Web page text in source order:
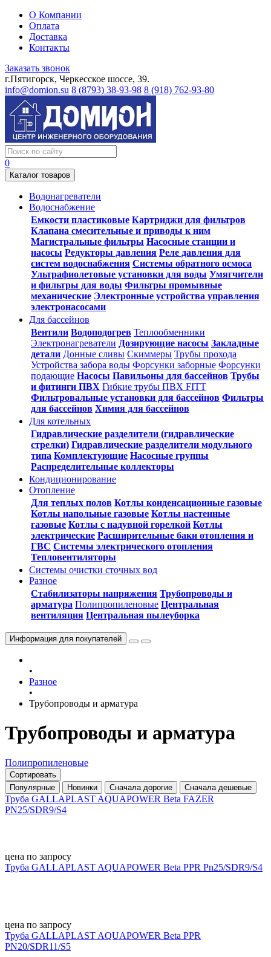
О Компании
Оплата
Доставка
Контакты
Заказать звонок
г.Пятигорск, Черкесское шоссе, 39.
info@domion.su 8 (8793) 38-93-98 8 (918) 762-93-80
0
Каталог товаров
Водонагреватели
Водоснабжение
Емкости пластиковые Картриджи для фильтров
Клапана смесительные и приводы к ним
Магистральные фильтры Насосные станции и
насосы Редукторы давления Реле давления для
систем водоснабжения Системы обратного осмоса
Ультрафиолетовые установки для воды Умягчители
и фильтры для воды Фильтры промывные
механические Электронные устройства управления
электронасосами
Для бассейнов
Вентили Водоподогрев Теплообменники
Электронагреватели Дозирующие насосы Закладные
детали Донные сливы Скиммеры Трубы прохода
Устройства забора воды Форсунки заборные Форсунки
подающие Насосы Павильоны для бассейнов Трубы
и фитинги ПВХ Гибкие трубы ПВХ FITT
Фильтровальные установки для бассейнов Фильтры
для бассейнов Химия для бассейнов
Для котельных
Гидравлические разделители (гидравлические
стрелки) Гидравлические разделители модульного
типа Комплектующие Насосные группы
Распределительные коллекторы
Кондиционирование
Отопление
Для теплых полов Котлы конденсационные газовые
Котлы напольные газовые Котлы настенные
газовые Котлы с надувной горелкой Котлы
электрические Расширительные баки отопления и
ГВС Системы электрического отопления
Тепловентиляторы
Системы очистки сточных вод
Разное
Стабилизаторы напряжения Трубопроводы и
арматура Полипропиленовые Центральная
вентиляция Центральная пылеуборка
Информация для покупателей
•
Разное
•
Трубопроводы и арматура
Трубопроводы и арматура
Полипропиленовые
Сортировать
Популярные
Новинки Сначала дорогие Сначала дешевые
Труба GALLAPLAST AQUAPOWER Beta FAZER
PN25/SDR9/S4
цена по запросу
Труба GALLAPLAST AQUAPOWER Beta PPR Pn25/SDR9/S4
цена по запросу
Труба GALLAPLAST AQUAPOWER Beta PPR
PN20/SDR11/S5